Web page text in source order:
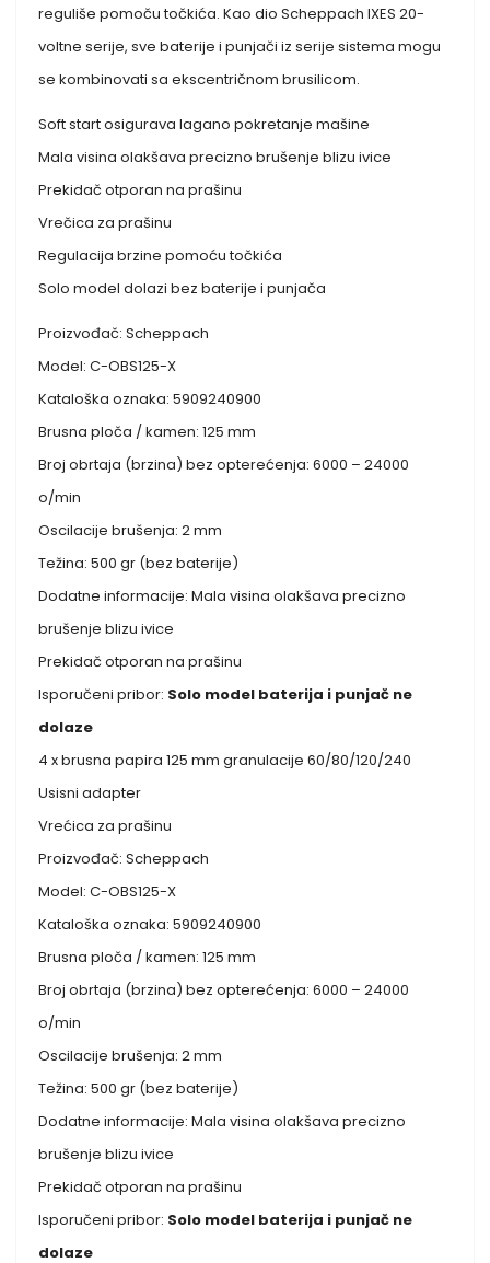
reguliše pomoču točkića. Kao dio Scheppach IXES 20-
voltne serije, sve baterije i punjači iz serije sistema mogu
se kombinovati sa ekscentričnom brusilicom.
Soft start osigurava lagano pokretanje mašine
Mala visina olakšava precizno brušenje blizu ivice
Prekidač otporan na prašinu
Vrečica za prašinu
Regulacija brzine pomoću točkića
Solo model dolazi bez baterije i punjača
Proizvođač: Scheppach
Model: C-OBS125-X
Kataloška oznaka: 5909240900
Brusna ploča / kamen: 125 mm
Broj obrtaja (brzina) bez opterećenja: 6000 – 24000
o/min
Oscilacije brušenja: 2 mm
Težina: 500 gr (bez baterije)
Dodatne informacije: Mala visina olakšava precizno
brušenje blizu ivice
Prekidač otporan na prašinu
Isporučeni pribor: Solo model baterija i punjač ne
dolaze
4 x brusna papira 125 mm granulacije 60/80/120/240
Usisni adapter
Vrećica za prašinu
Proizvođač: Scheppach
Model: C-OBS125-X
Kataloška oznaka: 5909240900
Brusna ploča / kamen: 125 mm
Broj obrtaja (brzina) bez opterećenja: 6000 – 24000
o/min
Oscilacije brušenja: 2 mm
Težina: 500 gr (bez baterije)
Dodatne informacije: Mala visina olakšava precizno
brušenje blizu ivice
Prekidač otporan na prašinu
Isporučeni pribor: Solo model baterija i punjač ne
dolaze